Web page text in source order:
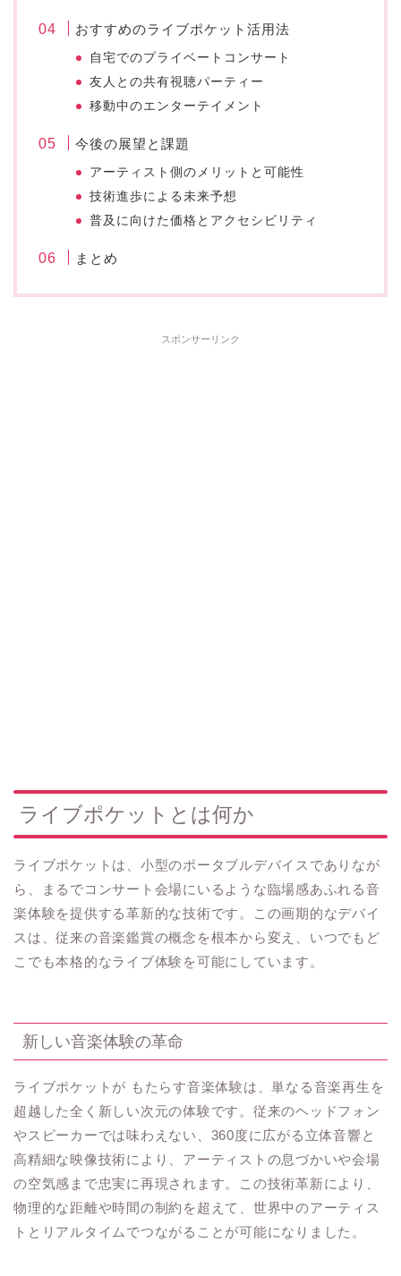
おすすめのライブポケット活用法
自宅でのプライベートコンサート
友人との共有視聴パーティー
移動中のエンターテイメント
今後の展望と課題
アーティスト側のメリットと可能性
技術進歩による未来予想
普及に向けた価格とアクセシビリティ
まとめ
スポンサーリンク
ライブポケットとは何か
ライブポケットは、小型のポータブルデバイスでありなが
ら、まるでコンサート会場にいるような臨場感あふれる音
楽体験を提供する革新的な技術です。この画期的なデバイ
スは、従来の音楽鑑賞の概念を根本から変え、いつでもど
こでも本格的なライブ体験を可能にしています。
新しい音楽体験の革命
ライブポケットが もたらす音楽体験は、単なる音楽再生を
超越した全く新しい次元の体験です。従来のヘッドフォン
やスピーカーでは味わえない、360度に広がる立体音響と
高精細な映像技術により、アーティストの息づかいや会場
の空気感まで忠実に再現されます。この技術革新により、
物理的な距離や時間の制約を超えて、世界中のアーティス
トとリアルタイムでつながることが可能になりました。